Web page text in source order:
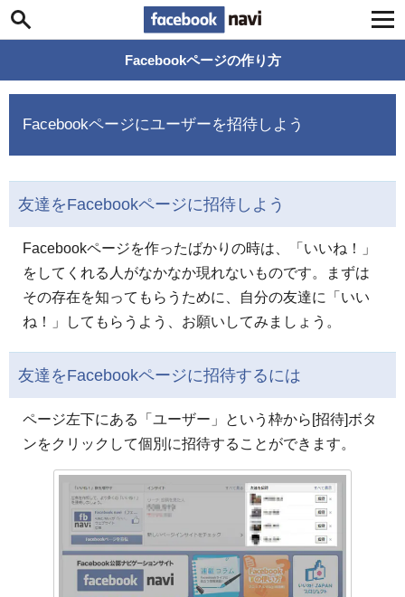
Facebook navi[フェイ
Facebookページの作り方
Facebookページにユーザーを招待しよう
友達をFacebookページに招待しよう
Facebookページを作ったばかりの時は、「いいね！」
をしてくれる人がなかなか現れないものです。まずは
その存在を知ってもらうために、自分の友達に「いい
ね！」してもらうよう、お願いしてみましょう。
友達をFacebookページに招待するには
ページ左下にある「ユーザー」という枠から[招待]ボタ
ンをクリックして個別に招待することができます。